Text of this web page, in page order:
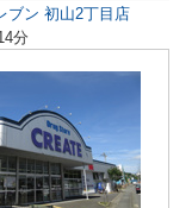
ブン 初山2丁目店
分